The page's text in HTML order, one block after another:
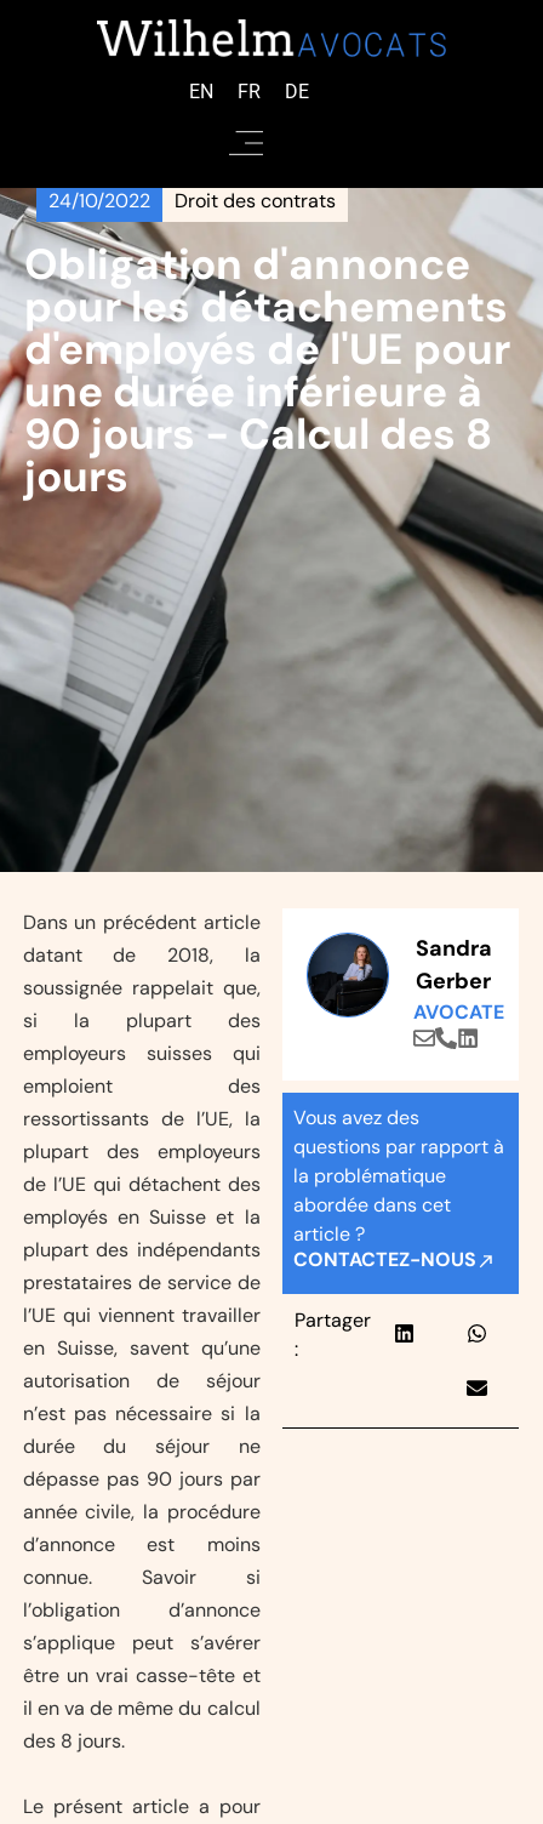
EN FR DE
24/10/2022 Droit des contrats
Obligation d'annonce
pour les détachements
d'employés de l'UE pour
une durée inférieure à
90 jours - Calcul des 8
jours
Dans un précédent article
datant de 2018, la
soussignée rappelait que,
si la plupart des
employeurs suisses qui
emploient des
ressortissants de l’UE, la
plupart des employeurs
de l’UE qui détachent des
employés en Suisse et la
plupart des indépendants
prestataires de service de
l’UE qui viennent travailler
en Suisse, savent qu’une
autorisation de séjour
n’est pas nécessaire si la
durée du séjour ne
dépasse pas 90 jours par
année civile, la procédure
d’annonce est moins
connue. Savoir si
l’obligation d’annonce
s’applique peut s’avérer
être un vrai casse-tête et
il en va de même du calcul
des 8 jours.
Le présent article a pour
Sandra
Gerber
AVOCATE
Vous avez des
questions par rapport à
la problématique
abordée dans cet
article ?
CONTACTEZ-NOUS
Partager
: